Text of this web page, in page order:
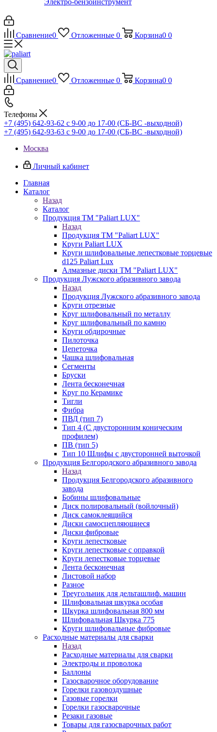
Электро-бензоинструмент
Сравнение0 Отложенные 0 Корзина0 0
Сравнение0 Отложенные 0 Корзина0 0
Телефоны
+7 (495) 642-93-62 c 9-00 до 17-00 (СБ-ВС -выходной)
+7 (495) 642-93-63 c 9-00 до 17-00 (СБ-ВС -выходной)
Москва
Личный кабинет
Главная
Каталог
Назад
Каталог
Продукция ТМ "Paliart LUX"
Назад
Продукция ТМ "Paliart LUX"
Круги Paliart LUX
Круги шлифовальные лепестковые торцевые
d125 Paliart Lux
Алмазные диски ТМ "Paliart LUX"
Продукция Лужского абразивного завода
Назад
Продукция Лужского абразивного завода
Круги отрезные
Круг шлифовальный по металлу
Круг шлифовальный по камню
Круги обдирочные
Пилоточка
Цепеточка
Чашка шлифовальная
Сегменты
Бруски
Лента бесконечная
Круг по Керамике
Тигли
Фибра
ПВД (тип 7)
Тип 4 (С двусторонним коническим
профилем)
ПВ (тип 5)
Тип 10 Шлифы с двусторонней выточкой
Продукция Белгородского абразивного завода
Назад
Продукция Белгородского абразивного
завода
Бобины шлифовальные
Диск полировальный (войлочный)
Диск самоклеящийся
Диски самосцепляющиеся
Диски фибровые
Круги лепестковые
Круги лепестковые с оправкой
Круги лепестковые торцевые
Лента бесконечная
Листовой набор
Разное
Треугольник для дельташлиф. машин
Шлифовальная шкурка особая
Шкурка шлифовальная 800 мм
Шлифовальная Шкурка 775
Круги шлифовальные фибровые
Расходные материалы для сварки
Назад
Расходные материалы для сварки
Электроды и проволока
Баллоны
Газосварочное оборудование
Горелки газовоздушные
Газовые горелки
Горелки газосварочные
Резаки газовые
Товары для газосварочных работ